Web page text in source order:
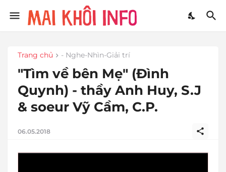
Trang chủ - Nghe-Nhìn-Giải trí
"Tìm về bên Mẹ" (Đình
Quynh) - thầy Anh Huy, S.J
& soeur Vỹ Cầm, C.P.
06.05.2018